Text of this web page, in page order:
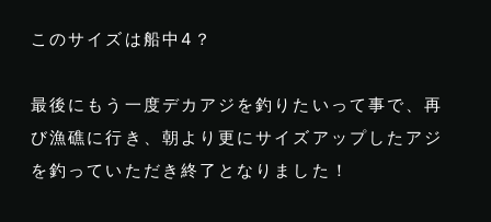
このサイズは船中4？
最後にもう一度デカアジを釣りたいって事で、再
び漁礁に行き、朝より更にサイズアップしたアジ
を釣っていただき終了となりました！